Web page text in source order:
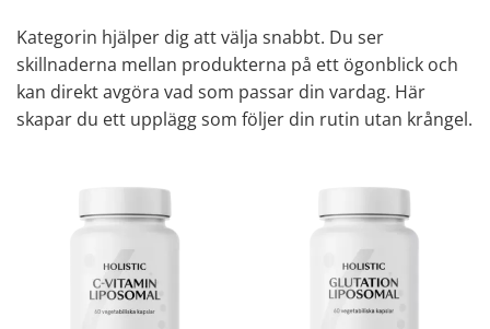
Kategorin hjälper dig att välja snabbt. Du ser
skillnaderna mellan produkterna på ett ögonblick och
kan direkt avgöra vad som passar din vardag. Här
skapar du ett upplägg som följer din rutin utan krångel.